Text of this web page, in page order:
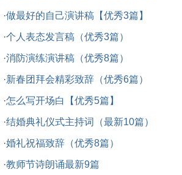
·做最好的自己演讲稿【优秀3篇】
·个人表态发言稿（优秀3篇）
·消防演练演讲稿（优秀8篇）
·新春团拜会精彩致辞（优秀6篇）
·怎么写开场白【优秀5篇】
·结婚典礼仪式主持词（最新10篇）
·婚礼祝福致辞（优秀8篇）
·教师节诗朗诵最新9篇